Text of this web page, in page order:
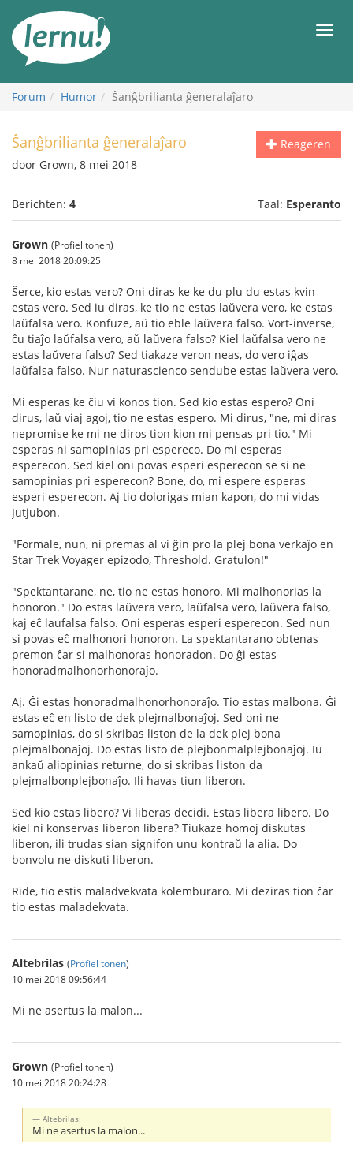
inhoud
Forum Humor Ŝanĝbrilianta ĝeneralaĵaro
Reageren
Ŝanĝbrilianta ĝeneralaĵaro
door Grown, 8 mei 2018
Berichten: 4 Taal: Esperanto
Grown (Profiel tonen)
8 mei 2018 20:09:25
Ŝerce, kio estas vero? Oni diras ke ke du plu du estas kvin
estas vero. Sed iu diras, ke tio ne estas laŭvera vero, ke estas
laŭfalsa vero. Konfuze, aŭ tio eble laŭvera falso. Vort-inverse,
ĉu tiaĵo laŭfalsa vero, aŭ laŭvera falso? Kiel laŭfalsa vero ne
estas laŭvera falso? Sed tiakaze veron neas, do vero iĝas
laŭfalsa falso. Nur naturascienco sendube estas laŭvera vero.
Mi esperas ke ĉiu vi konos tion. Sed kio estas espero? Oni
dirus, laŭ viaj agoj, tio ne estas espero. Mi dirus, "ne, mi diras
nepromise ke mi ne diros tion kion mi pensas pri tio." Mi
esperas ni samopinias pri espereco. Do mi esperas
esperecon. Sed kiel oni povas esperi esperecon se si ne
samopinias pri esperecon? Bone, do, mi espere esperas
esperi esperecon. Aj tio dolorigas mian kapon, do mi vidas
Jutjubon.
"Formale, nun, ni premas al vi ĝin pro la plej bona verkaĵo en
Star Trek Voyager epizodo, Threshold. Gratulon!"
"Spektantarane, ne, tio ne estas honoro. Mi malhonorias la
honoron." Do estas laŭvera vero, laŭfalsa vero, laŭvera falso,
kaj eĉ laufalsa falso. Oni esperas esperi esperecon. Sed nun
si povas eĉ malhonori honoron. La spektantarano obtenas
premon ĉar si malhonoras honoradon. Do ĝi estas
honoradmalhonorhonoraĵo.
Aj. Ĝi estas honoradmalhonorhonoraĵo. Tio estas malbona. Ĝi
estas eĉ en listo de dek plejmalbonaĵoj. Sed oni ne
samopinias, do si skribas liston de la dek plej bona
plejmalbonaĵoj. Do estas listo de plejbonmalplejbonaĵoj. Iu
ankaŭ aliopinias returne, do si skribas liston da
plejmalbonplejbonaĵo. Ili havas tiun liberon.
Sed kio estas libero? Vi liberas decidi. Estas libera libero. Do
kiel ni konservas liberon libera? Tiukaze homoj diskutas
liberon, ili trudas sian signifon unu kontraŭ la alia. Do
bonvolu ne diskuti liberon.
Ride, tio estis maladvekvata kolemburaro. Mi deziras tion ĉar
tio estas maladekvata.
Altebrilas (Profiel tonen)
10 mei 2018 09:56:44
Mi ne asertus la malon...
Grown (Profiel tonen)
10 mei 2018 20:24:28
Altebrilas:
Mi ne asertus la malon...